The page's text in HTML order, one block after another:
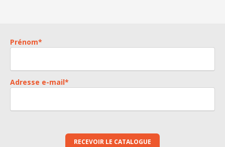
Prénom*
Adresse e-mail*
RECEVOIR LE CATALOGUE